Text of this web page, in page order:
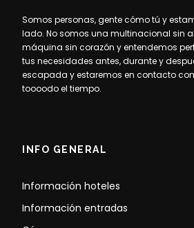
Somos personas, gente cómo tú y
lado. No somos una multinacional sin
máquina sin corazón y entendemos
tus necesidades antes, durante y
escapada y estaremos en contacto
toooodo el tiempo.
INFO GENERAL
Información hoteles
Información entradas